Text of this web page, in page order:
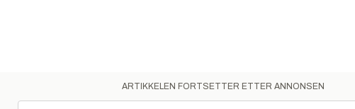
ARTIKKELEN FORTSETTER ETTER ANNONSEN